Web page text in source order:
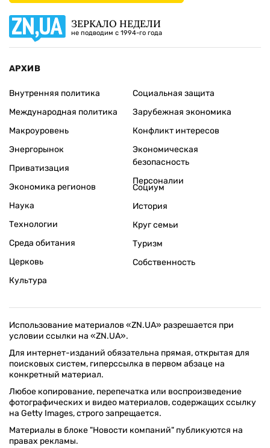
ЗЕРКАЛО НЕДЕЛИ
не подводим с 1994-го года
АРХИВ
Внутренняя политика
Международная политика
Макроуровень
Энергорынок
Приватизация
Экономика регионов
Социальная защита
Зарубежная экономика
Конфликт интересов
Экономическая
безопасность
Персоналии
Наука
Технологии
Среда обитания
Церковь
Культура
Социум
История
Круг семьи
Туризм
Собственность
Использование материалов «ZN.UA» разрешается при
условии ссылки на «ZN.UA».
Для интернет-изданий обязательна прямая, открытая для
поисковых систем, гиперссылка в первом абзаце на
конкретный материал.
Любое копирование, перепечатка или воспроизведение
фотографических и видео материалов, содержащих ссылку
на Getty Images, строго запрещается.
Материалы в блоке "Новости компаний" публикуются на
правах рекламы.